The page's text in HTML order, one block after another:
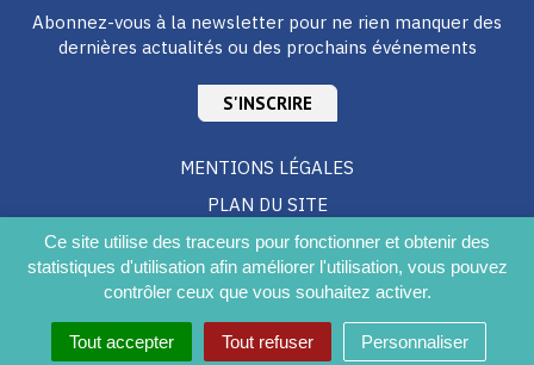
Ce site utilise des traceurs pour fonctionner et obtenir des
statistiques d'utilisation afin améliorer l'utilisation, vous pouvez
contrôler ceux que vous souhaitez activer.
Tout accepter Tout refuser Personnaliser
Abonnez-vous à la newsletter pour ne rien manquer des
dernières actualités ou des prochains événements
S'INSCRIRE
MENTIONS LÉGALES
PLAN DU SITE
CRÉDITS
ACCESSIBILITÉ DU SITE